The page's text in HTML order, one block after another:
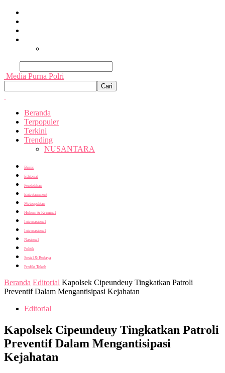
Media Purna Polri
Beranda
Terpopuler
Terkini
Trending
NUSANTARA
Bisnis
Editorial
Pendidikan
Entertainment
Metropolitan
Hukum & Kriminal
Internasional
Internasional
Nasional
Politik
Sosial & Budaya
Profile Tokoh
Beranda Editorial Kapolsek Cipeundeuy Tingkatkan Patroli
Preventif Dalam Mengantisipasi Kejahatan
Editorial
Kapolsek Cipeundeuy Tingkatkan Patroli
Preventif Dalam Mengantisipasi
Kejahatan